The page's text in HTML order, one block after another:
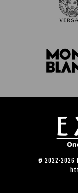
© 2022-2026